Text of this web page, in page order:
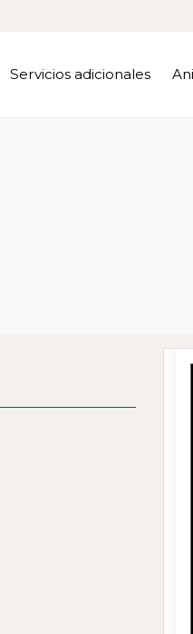
Servicios adicionales